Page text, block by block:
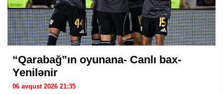
“Qarabağ”ın oyunana- Canlı bax-
Yenilənir
06 avqust 2026 21:35